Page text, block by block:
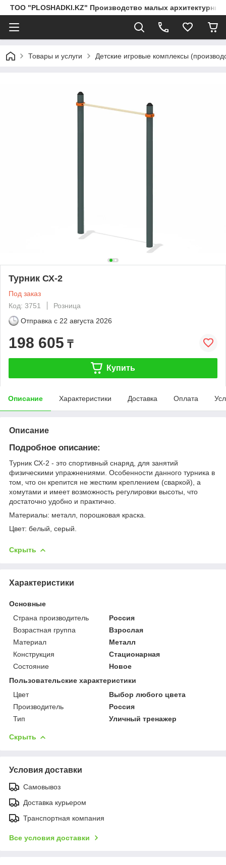
ТОО "PLOSHADKI.KZ" Производство малых
Товары и услуги Детские игровые комплексы
Турник СХ-2
Под заказ
Код: 3751
Розница
Отправка с 22 августа 2026
198 605 ₸
Купить
Описание Характеристики Доставка Оплата
Описание
Подробное описание:
Турник СХ-2 - это спортивный снаряд, для занятий
физическими упражнениями. Особенности данного турника в
том, что он крепится не жестким креплением (сваркой), а
хомутами и имеет возможность регулировки высоты, что
достаточно удобно и практично.
Материалы: металл, порошковая краска.
Цвет: белый, серый.
Скрыть
Характеристики
Основные
Страна производитель
Россия
Возрастная группа
Взрослая
Материал
Металл
Конструкция
Стационарная
Состояние
Новое
Пользовательские характеристики
Цвет
Выбор любого цвета
Производитель
Россия
Тип
Уличный тренажер
Скрыть
Условия доставки
Самовывоз
Доставка курьером
Транспортная компания
Все условия доставки